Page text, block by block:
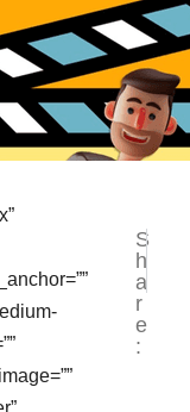
S
h
a
r
e
:
NEXT
3